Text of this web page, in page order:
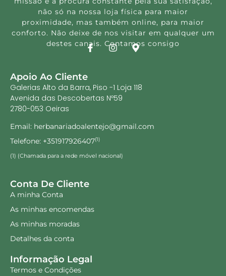
não só na nossa loja física para maior
proximidade, mas também online, para maior
conforto. Não deixe de nos visitar em qualquer um
destes canais. Contamos consigo
Apoio Ao Cliente
Galerias Alto da Barra, Piso -1 Loja 118
Avenida das Descobertas Nº59
2780-053 Oeiras
Email: herbanariadoalentejo@gmail.com
Telefone: +351917926407(1)
(1) (Chamada para a rede móvel nacional)
Conta De Cliente
A minha Conta
As minhas encomendas
As minhas moradas
Detalhes da conta
Informação Legal
Termos e Condições